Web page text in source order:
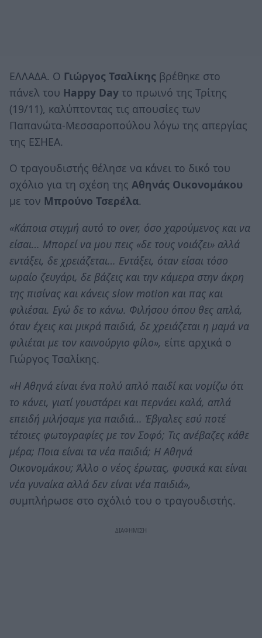
ΕΛΛΑΔΑ. Ο Γιώργος Τσαλίκης βρέθηκε στο
πάνελ του Happy Day το πρωινό της Τρίτης
(19/11), καλύπτοντας τις απουσίες των
Παπανώτα-Μεσσαροπούλου λόγω της απεργίας
της ΕΣΗΕΑ.
Ο τραγουδιστής θέλησε να κάνει το δικό του
σχόλιο για τη σχέση της Αθηνάς Οικονομάκου
με τον Μπρούνο Τσερέλα.
«Κάποια στιγμή αυτό το over, όσο χαρούμενος και να
είσαι… Μπορεί να μου πεις «δε τους νοιάζει» αλλά
εντάξει, δε χρειάζεται… Εντάξει, όταν είσαι τόσο
ωραίο ζευγάρι, δε βάζεις και την κάμερα στην άκρη
της πισίνας και κάνεις slow motion και πας και
φιλιέσαι. Εγώ δε το κάνω. Φιλήσου όπου θες απλά,
όταν έχεις και μικρά παιδιά, δε χρειάζεται η μαμά να
φιλιέται με τον καινούργιο φίλο», είπε αρχικά ο
Γιώργος Τσαλίκης.
«Η Αθηνά είναι ένα πολύ απλό παιδί και νομίζω ότι
το κάνει, γιατί γουστάρει και περνάει καλά, απλά
επειδή μιλήσαμε για παιδιά… Έβγαλες εσύ ποτέ
τέτοιες φωτογραφίες με τον Σοφό; Τις ανέβαζες κάθε
μέρα; Ποια είναι τα νέα παιδιά; Η Αθηνά
Οικονομάκου; Άλλο ο νέος έρωτας, φυσικά και είναι
νέα γυναίκα αλλά δεν είναι νέα παιδιά»,
συμπλήρωσε στο σχόλιό του ο τραγουδιστής.